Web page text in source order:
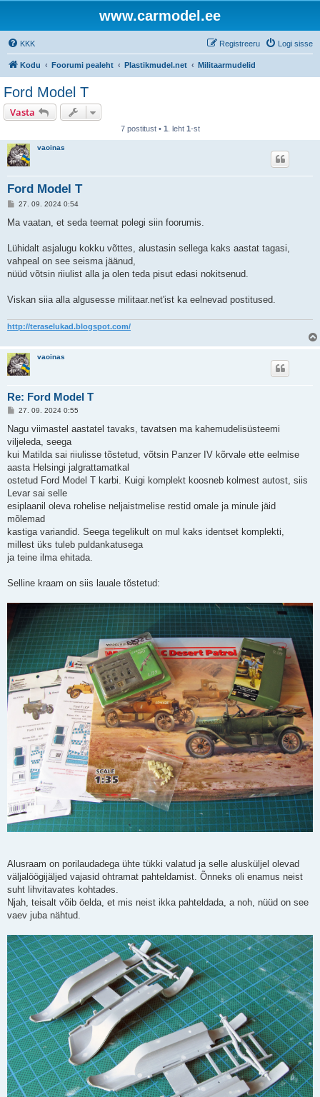
www.carmodel.ee
KKK Logi sisse
Registreeru
Kodu Foorumi pealeht Plastikmudel.net Militaarmudelid
Ford Model T
Vasta
7 postitust • 1 . leht 1-st
vaoinas
Ford Model T
P
s
t
s
27. 09. 2024 0:54
Ma vaatan, et seda teemat polegi siin foorumis.
Lühidalt asjalugu kokku võttes, alustasin sellega kaks aastat tagasi,
vahpeal on see seisma jäänud,
nüüd võtsin riiulist alla ja olen teda pisut edasi nokitsenud.
Viskan siia alla algusesse militaar.net'ist ka eelnevad postitused.
http://teraselukad.blogspot.com/
vaoinas
Re: Ford Model T
P
s
i
t
s
27. 09. 2024 0:55
Nagu viimastel aastatel tavaks, tavatsen ma kahemudelisüsteemi
viljeleda, seega
kui Matilda sai riiulisse tõstetud, võtsin Panzer IV kõrvale ette eelmise
aasta Helsingi jalgrattamatkal
ostetud Ford Model T karbi. Kuigi komplekt koosneb kolmest autost, siis
Levar sai selle
esiplaanil oleva rohelise neljaistmelise restid omale ja minule jäid
mõlemad
kastiga variandid. Seega tegelikult on mul kaks identset komplekti,
millest üks tuleb puldankatusega
ja teine ilma ehitada.
Selline kraam on siis lauale tõstetud:
Alusraam on porilaudadega ühte tükki valatud ja selle alusküljel olevad
väljalöögijäljed vajasid ohtramat pahteldamist. Õnneks oli enamus neist
suht lihvitavates kohtades.
Njah, teisalt võib öelda, et mis neist ikka pahteldada, a noh, nüüd on see
vaev juba nähtud.